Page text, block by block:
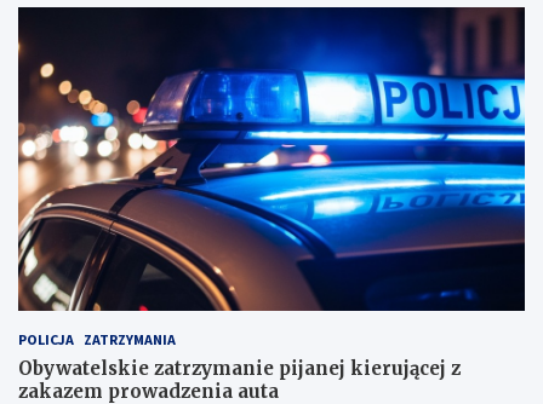
k
a
m
POLICJA ZATRZYMANIA
Obywatelskie zatrzymanie pijanej kierującej z
zakazem prowadzenia auta